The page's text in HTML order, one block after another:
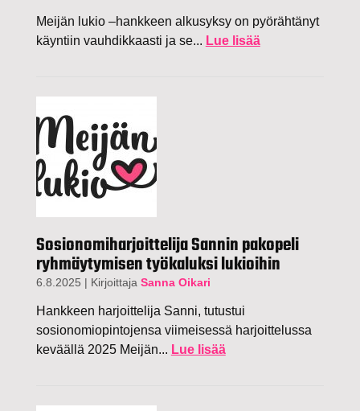
Meijän lukio –hankkeen alkusyksy on pyörähtänyt
käyntiin vauhdikkaasti ja se... Lue lisää
Sosionomiharjoittelija Sannin pakopeli
ryhmäytymisen työkaluksi lukioihin
6.8.2025 | Kirjoittaja Sanna Oikari
Hankkeen harjoittelija Sanni, tutustui
sosionomiopintojensa viimeisessä harjoittelussa
keväällä 2025 Meijän... Lue lisää